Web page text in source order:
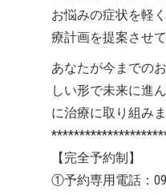
お悩みの症状を軽
療計画を提案させ
あなたが今までの
しい形で未来に進
に治療に取り組みま
【完全予約制】
①予約専用電話：